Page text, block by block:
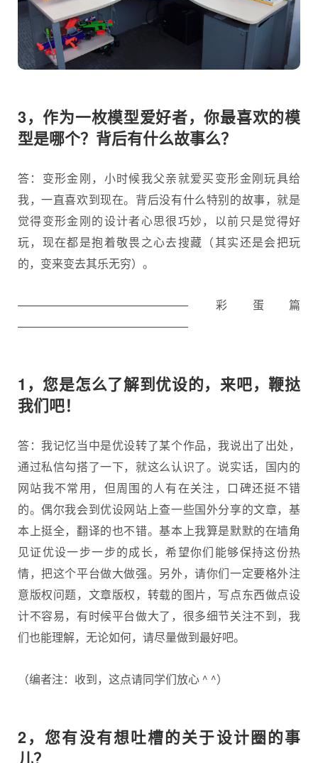
3，作为一枚模型爱好者，你最喜欢的模
型是哪个？背后有什么故事么？
答：变形金刚，小时候我父亲就爱买变形金刚玩具给
我，一直喜欢到现在。背后没有什么特别的故事，就是
觉得变形金刚的设计者心思很巧妙，以前只是觉得好
玩，现在都是抱着敬畏之心去搜藏（其实还是会把玩
的，变来变去其乐无穷）。
——————————————— 彩蛋篇
———————————————
1，您是怎么了解到优设的，来吧，鞭挞
我们吧！
答：我记忆当中是优设转了某个作品，我说出了出处，
通过私信勾搭了一下，就这么认识了。说实话，国内的
网站我不常用，但周围的人有在关注，口碑还挺不错
的。偶尔我会到优设网站上查一些国外分享的文章，基
本上挺全，翻译的也不错。基本上我算是默默的在墙角
见证优设一步一步的成长，希望你们能够保持这份热
情，把这个平台做大做强。另外，请你们一定要格外注
意版权问题，文章版权，转载的图片，写点东西做点设
计不容易，有时候平台做大了，很多细节关注不到，我
们也能理解，无论如何，请尽量做到最好吧。
（编者注：收到，这点请同学们放心 ^ ^）
2，您有没有想吐槽的关于设计圈的事
儿？